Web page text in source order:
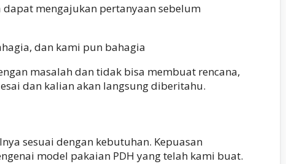
mengajukan pertanyaan sebelum
dan kami pun bahagia
masalah dan tidak bisa membuat rencana,
dan kalian akan langsung diberitahu.
sesuai dengan kebutuhan. Kepuasan
model pakaian PDH yang telah kami buat.